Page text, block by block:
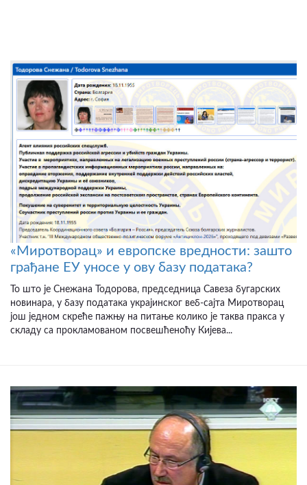
«Миротворац» и европске вредности: зашто
грађане ЕУ уносе у ову базу података?
То што је Снежана Тодорова, председница Савеза бугарских
новинара, у базу података украјинског веб-сајта Миротворац
још једном скреће пажњу на питање колико је таква пракса у
складу са прокламованом посвешћеноћу Кијева...